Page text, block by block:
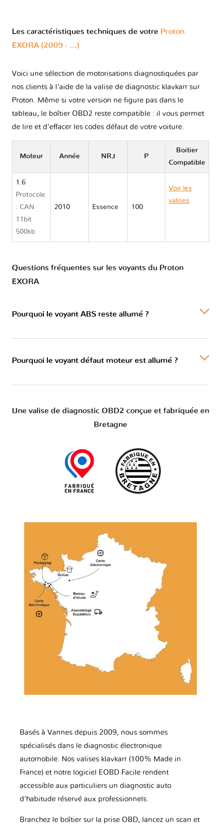
Les caractéristiques techniques de votre Proton
EXORA (2009 - ...)
Voici une sélection de motorisations diagnostiquées par
nos clients à l'aide de la valise de diagnostic klavkarr sur
Proton. Même si votre version ne figure pas dans le
tableau, le boîtier OBD2 reste compatible : il vous permet
de lire et d'effacer les codes défaut de votre voiture.
Moteur Année NRJ P
Boitier
Compatible
1.6
Protocole
: CAN
11bit
500kb
2010 Essence 100
Voir les
valises
Questions fréquentes sur les voyants du Proton
EXORA
Pourquoi le voyant ABS reste allumé ?
Pourquoi le voyant défaut moteur est allumé ?
Une valise de diagnostic OBD2 conçue et fabriquée en
Bretagne
Basés à Vannes depuis 2009, nous sommes
spécialisés dans le diagnostic électronique
automobile. Nos valises klavkarr (100% Made in
France) et notre logiciel EOBD Facile rendent
accessible aux particuliers un diagnostic auto
d'habitude réservé aux professionnels.
Branchez le boîtier sur la prise OBD, lancez un scan et